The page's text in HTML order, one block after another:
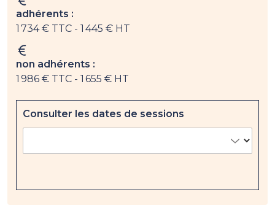
adhérents :
1 734 € TTC - 1 445 € HT
non adhérents :
1 986 € TTC - 1 655 € HT
Consulter les dates de sessions